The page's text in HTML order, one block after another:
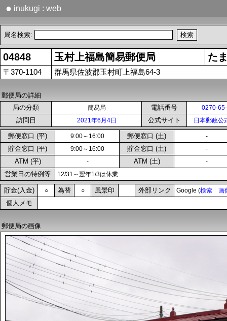
● inukugi : web
局名検索:
04848 玉村上福島簡易郵便局 た
〒370-1104 群馬県佐波郡玉村町上福島64-3
郵便局の詳細
局の分類
簡易局 電話番号 0270-
訪問日 2021年6月4日 公式サイト 日本郵政公
郵便窓口 (平) 9:00～16:00 郵便窓口 (土) -
貯金窓口 (平) 9:00～16:00 貯金窓口 (土) -
ATM (平) - ATM (土) -
営業日の特例等 12/31～翌年1/3は休業
貯金(入金) ○ 為替 ○ 風景印 外部リンク Google (検索 画
個人メモ
郵便局の画像